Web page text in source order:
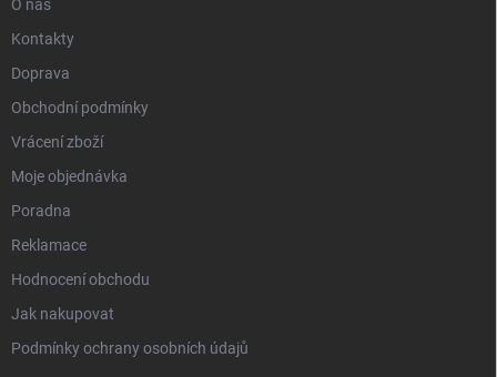
O nás
Kontakty
Doprava
Obchodní podmínky
Vrácení zboží
Moje objednávka
Poradna
Reklamace
Hodnocení obchodu
Jak nakupovat
Podmínky ochrany osobních údajů